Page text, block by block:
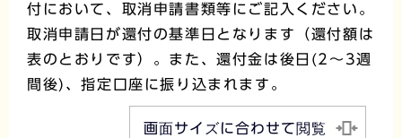
付において、取消申請書類等にご記入ください。
取消申請日が還付の基準日となります（還付額は
表のとおりです）。また、還付金は後日(2～3週
間後)、指定口座に振り込まれます。
画面サイズに合わせて閲覧